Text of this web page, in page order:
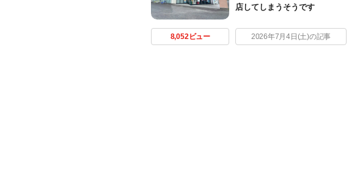
店してしまうそうです
8,052ビュー 2026年7月4日(土)の記事